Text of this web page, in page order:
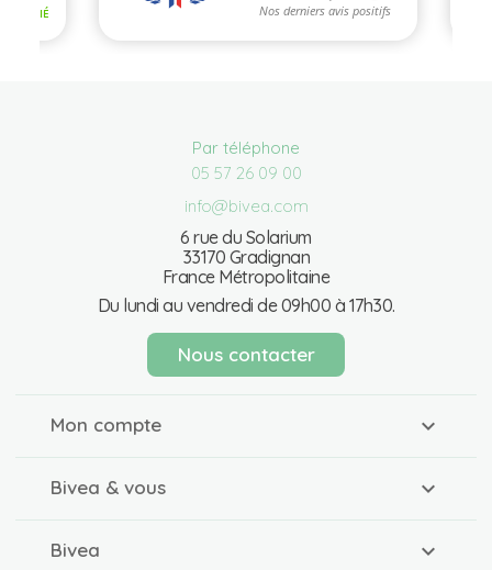
Par téléphone
05 57 26 09 00
info@bivea.com
6 rue du Solarium
33170 Gradignan
France Métropolitaine
Du lundi au vendredi de 09h00 à 17h30.
Nous contacter
Mon compte
Bivea & vous
Bivea